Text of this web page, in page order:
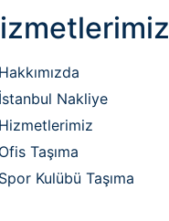
Nakliye
Taşıma
Kulübü Taşıma